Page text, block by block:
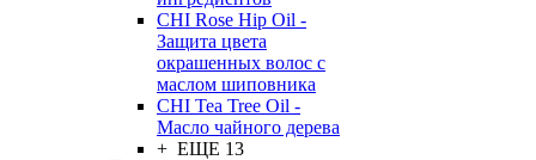
CHI Rose Hip Oil -
Защита цвета
окрашенных волос с
маслом шиповника
CHI Tea Tree Oil -
Масло чайного дерева
+ ЕЩЕ 13